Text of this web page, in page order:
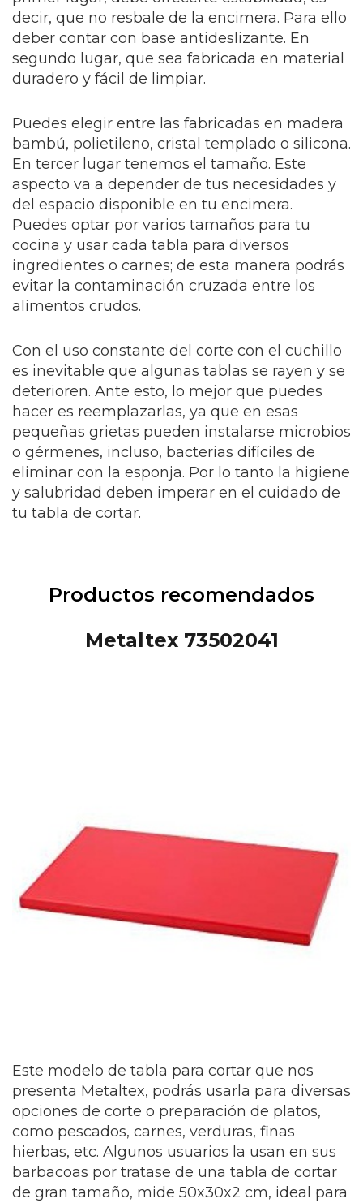
decir, que no resbale de la encimera. Para ello
deber contar con base antideslizante. En
segundo lugar, que sea fabricada en material
duradero y fácil de limpiar.
Puedes elegir entre las fabricadas en madera
bambú, polietileno, cristal templado o silicona.
En tercer lugar tenemos el tamaño. Este
aspecto va a depender de tus necesidades y
del espacio disponible en tu encimera.
Puedes optar por varios tamaños para tu
cocina y usar cada tabla para diversos
ingredientes o carnes; de esta manera podrás
evitar la contaminación cruzada entre los
alimentos crudos.
Con el uso constante del corte con el cuchillo
es inevitable que algunas tablas se rayen y se
deterioren. Ante esto, lo mejor que puedes
hacer es reemplazarlas, ya que en esas
pequeñas grietas pueden instalarse microbios
o gérmenes, incluso, bacterias difíciles de
eliminar con la esponja. Por lo tanto la higiene
y salubridad deben imperar en el cuidado de
tu tabla de cortar.
Productos recomendados
Metaltex 73502041
Este modelo de tabla para cortar que nos
presenta Metaltex, podrás usarla para diversas
opciones de corte o preparación de platos,
como pescados, carnes, verduras, finas
hierbas, etc. Algunos usuarios la usan en sus
barbacoas por tratase de una tabla de cortar
de gran tamaño, mide 50x30x2 cm, ideal para